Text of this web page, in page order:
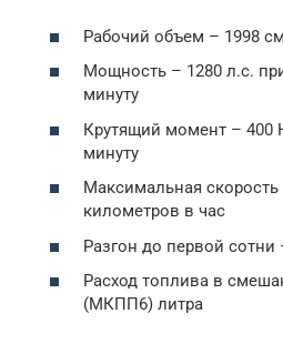
Рабочий объем – 1998
Мощность – 1280 л.с.
минуту
Крутящий момент – 400
минуту
Максимальная
километров в час
Разгон до первой
Расход топлива в
(МКПП6) литра